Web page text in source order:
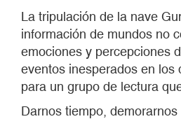
La tripulación de la nave
información de mundos no
emociones y percepciones
eventos inesperados en
para un grupo de lectura
Darnos tiempo,